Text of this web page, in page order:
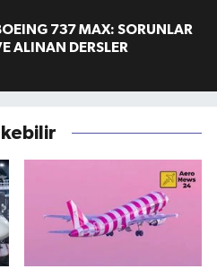
737 MAX: SORUNLAR
ALINAN DERSLER